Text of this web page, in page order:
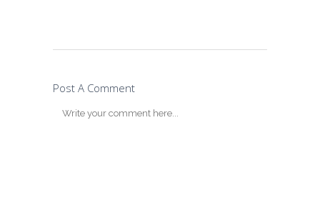
Post A Comment